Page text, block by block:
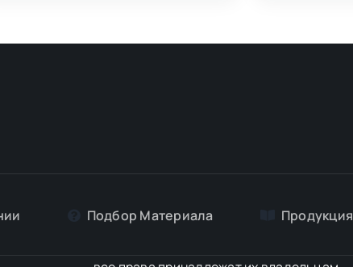
Подбор Материалa Продукция